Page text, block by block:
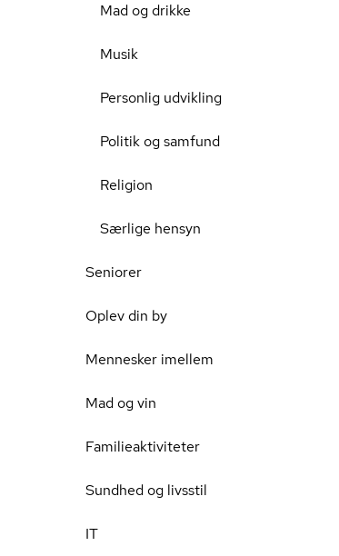
Mad og drikke
Musik
Personlig udvikling
Politik og samfund
Religion
Særlige hensyn
Seniorer
Oplev din by
Mennesker imellem
Mad og vin
Familieaktiviteter
Sundhed og livsstil
IT